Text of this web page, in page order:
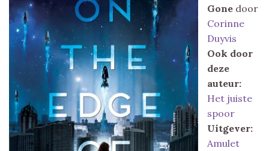
Gone door
Corinne
Duyvis
Ook door
deze
auteur:
Het juiste
spoor
Uitgever:
Amulet